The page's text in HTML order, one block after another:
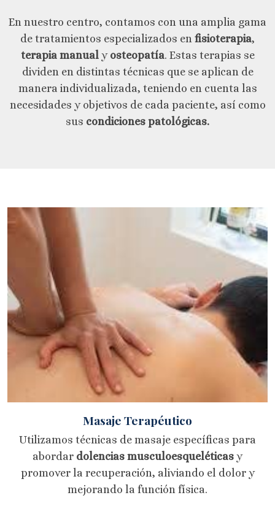
En nuestro centro, contamos con una amplia gama
de tratamientos especializados en fisioterapia,
terapia manualy osteopatía. Estas terapias se
dividen en distintas técnicas que se aplican de
manera individualizada, teniendo en cuenta las
necesidades y objetivos de cada paciente, así como
sus condiciones patológicas.
Masaje Terapéutico
Utilizamos técnicas de masaje específicas para
abordar dolencias musculoesqueléticas y
promover la recuperación, aliviando el dolor y
mejorando la función física.